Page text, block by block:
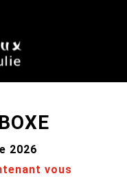
2026
vous